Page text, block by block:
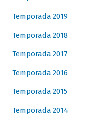
Temporada 2019
Temporada 2018
Temporada 2017
Temporada 2016
Temporada 2015
Temporada 2014